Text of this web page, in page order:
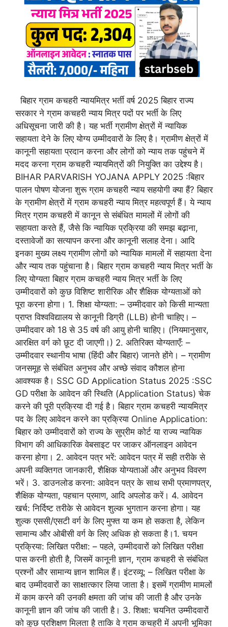
बिहार ग्राम कचहरी न्यायमित्र भर्ती वर्ष 2025 बिहार राज्य
सरकार ने ग्राम कचहरी न्याय मित्र पदों पर भर्ती के लिए
अधिसूचना जारी की है। यह भर्ती ग्रामीण क्षेत्रों में न्यायिक
सहायता देने के लिए योग्य उम्मीदवारों के लिए है। ग्रामीण क्षेत्रों में
कानूनी सहायता प्रदान करना और लोगों को न्याय तक पहुंचने में
मदद करना ग्राम कचहरी न्यायमित्रों की नियुक्ति का उद्देश्य है।
BIHAR PARVARISH YOJANA APPLY 2025 :बिहार
पालन पोषण योजना शुरू ग्राम कचहरी न्याय सहयोगी क्या हैं? बिहार
के ग्रामीण क्षेत्रों में ग्राम कचहरी न्याय मित्र महत्वपूर्ण हैं। ये न्याय
मित्र ग्राम कचहरी में कानून से संबंधित मामलों में लोगों की
सहायता करते हैं, जैसे कि न्यायिक प्रक्रिया की समझ बढ़ाना,
दस्तावेजों का सत्यापन करना और कानूनी सलाह देना। आदि
इनका मुख्य लक्ष्य ग्रामीण लोगों को न्यायिक मामलों में सहायता देना
और न्याय तक पहुंचाना है। बिहार ग्राम कचहरी न्याय मित्र भर्ती के
लिए योग्यता बिहार ग्राम कचहरी न्याय मित्र भर्ती के लिए
उम्मीदवारों को कुछ विशिष्ट शारीरिक और शैक्षिक योग्यताओं को
पूरा करना होगा। 1. शिक्षा योग्यता: – उम्मीदवार को किसी मान्यता
प्राप्त विश्वविद्यालय से कानूनी डिग्री (LLB) होनी चाहिए। –
उम्मीदवार को 18 से 35 वर्ष की आयु होनी चाहिए। (नियमानुसार,
आरक्षित वर्ग को छूट दी जाएगी।) 2. अतिरिक्त योग्यताएँ: –
उम्मीदवार स्थानीय भाषा (हिंदी और बिहार) जानते होंगे। – ग्रामीण
जनसमूह से संबंधित अनुभव और अच्छे संवाद कौशल होना
आवश्यक है। SSC GD Application Status 2025 :SSC
GD परीक्षा के आवेदन की स्थिति (Application Status) चेक
करने की पूरी प्रक्रिया दी गई है। बिहार ग्राम कचहरी न्यायमित्र
पद के लिए आवेदन करने का प्रक्रिया Online Application:
बिहार को उम्मीदवारों को राज्य के सुप्रीम कोर्ट या राज्य न्यायिक
विभाग की आधिकारिक वेबसाइट पर जाकर ऑनलाइन आवेदन
करना होगा। 2. आवेदन पत्र भरें: आवेदन पत्र में सही तरीके से
अपनी व्यक्तिगत जानकारी, शैक्षिक योग्यताओं और अनुभव विवरण
भरें। 3. डाउनलोड करना: आवेदन पत्र के साथ सभी प्रमाणपत्र,
शैक्षिक योग्यता, पहचान प्रमाण, आदि अपलोड करें। 4. आवेदन
खर्च: निर्दिष्ट तरीके से आवेदन शुल्क भुगतान करना होगा। यह
शुल्क एससी/एसटी वर्ग के लिए मुफ्त या कम हो सकता है, लेकिन
सामान्य और ओबीसी वर्ग के लिए अधिक हो सकता है।1. चयन
प्रक्रिया: लिखित परीक्षा: – पहले, उम्मीदवारों को लिखित परीक्षा
पास करनी होती है, जिसमें कानूनी ज्ञान, ग्राम कचहरी से संबंधित
प्रश्नों और सामान्य ज्ञान शामिल हैं। इंटरव्यू: – लिखित परीक्षा के
बाद उम्मीदवारों का साक्षात्कार लिया जाता है। इसमें ग्रामीण मामलों
में काम करने की उनकी क्षमता की जांच की जाती है और उनके
कानूनी ज्ञान की जांच की जाती है। 3. शिक्षा: चयनित उम्मीदवारों
को कुछ प्रशिक्षण मिलता है ताकि वे ग्राम कचहरी में अपनी भूमिका